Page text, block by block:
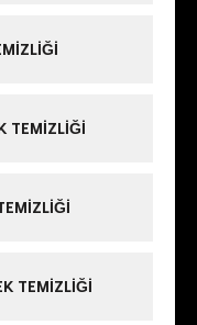
TEMIZLIĞI
TEMIZLIĞI